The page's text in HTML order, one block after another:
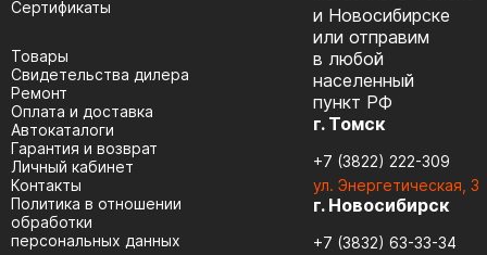
Сертификаты
Товары
Cвидетельства дилера
Ремонт
Оплата и доставка
Автокаталоги
Гарантия и возврат
Личный кабинет
Контакты
Политика в отношении
обработки
персональных данных
и Новосибирске
или отправим
в любой
населенный
пункт РФ
г. Томск
+7 (3822) 222-309
ул. Энергетическая, 3
г. Новосибирск
+7 (3832) 63-33-34